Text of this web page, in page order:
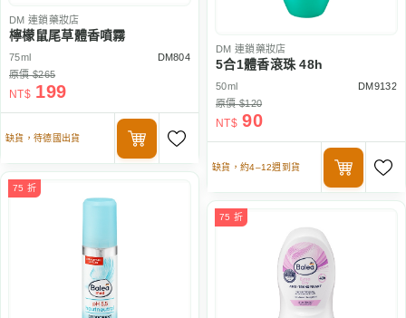
DM 連鎖藥妝店
檸檬鼠尾草體香噴霧
75ml
DM804
原價 $265
NT$ 199
缺貨，待德國出貨
DM 連鎖藥妝店
5合1體香滾珠 48h
50ml
DM9132
原價 $120
NT$ 90
缺貨，約4–12週到貨
75 折
75 折